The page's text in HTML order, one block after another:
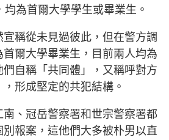
為首爾大學學生或畢業生。
稱從未見過彼此，但在警方調
爾大學畢業生，目前兩人均為
自稱「共同體」，又稱呼對方
形成堅定的共犯結構。
、冠岳警察署和世宗警察署都
報案，這他們大多被朴男以直